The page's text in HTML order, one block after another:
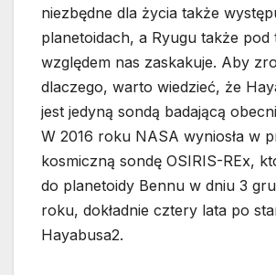
niezbędne dla życia także
planetoidach, a Ryugu także pod
względem nas zaskakuje. Aby
dlaczego, warto wiedzieć, że
jest jedyną sondą badającą
W 2016 roku NASA wyniosła w
kosmiczną sondę OSIRIS-REx,
do planetoidy Bennu w dniu 3
roku, dokładnie cztery lata po
Hayabusa2.